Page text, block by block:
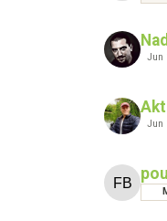
Jun
Jun